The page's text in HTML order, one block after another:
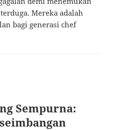
Mereka adalah
bagi generasi chef
Sempurna: